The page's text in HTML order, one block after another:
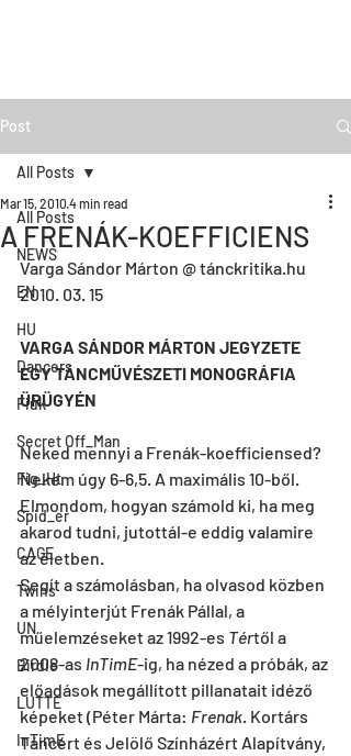
Post
All Posts
NEWS
EN
HU
Dancers
Fiúk
Secret Off_Man
Fig_Ht
Spid_er
CAGE
Twins
UN
Birdie
LUTTE
InTimE
All Posts
A FRENÁK-KOEFFICIENS
Mar 15, 2010 4 min read
Varga Sándor Márton @ tánckritika.hu
2010. 03. 15
VARGA SÁNDOR MÁRTON JEGYZETE
EGY TÁNCMŰVÉSZETI MONOGRÁFIA
ÜRÜGYÉN
Neked mennyi a Frenák-koefficiensed?
Nekem úgy 6-6,5. A maximális 10-ből.
Elmondom, hogyan számold ki, ha meg
akarod tudni, jutottál-e eddig valamire
az életben.
Segít a számolásban, ha olvasod közben
a mélyinterjút Frenák Pállal, a
műelemzéseket az 1992-es Tértől a
2008-as InTimE-ig, ha nézed a próbák, az
előadások megállított pillanatait idéző
képeket (Péter Márta: Frenak. Kortárs
Táncért és Jelölő Színházért Alapítvány,